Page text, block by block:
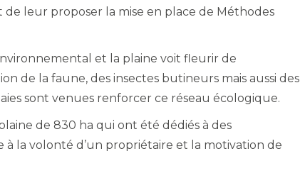
leur proposer la mise en place de Méthodes
et la plaine voit fleurir de
de la faune, des insectes butineurs mais aussi des
sont venues renforcer ce réseau écologique.
de 830 ha qui ont été dédiés à des
la volonté d’un propriétaire et la motivation de